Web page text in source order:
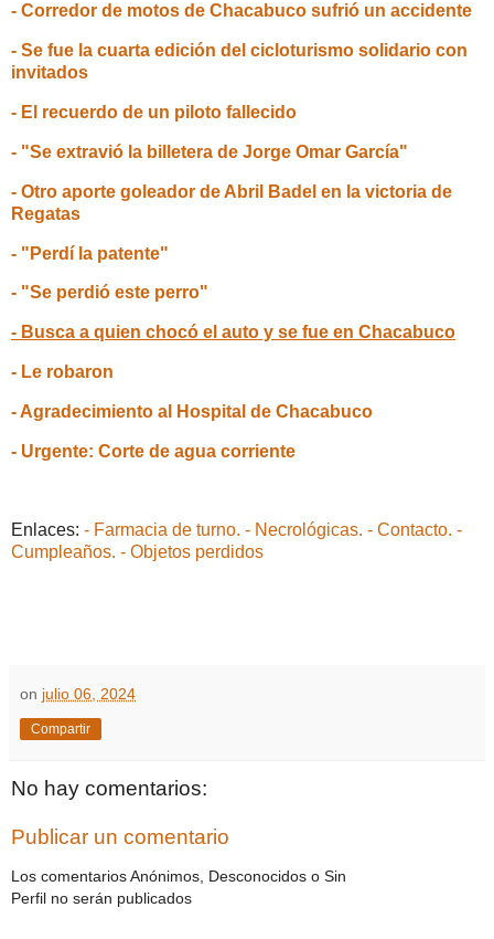
- Corredor de motos de Chacabuco sufrió un accidente
- Se fue la cuarta edición del cicloturismo solidario con
invitados
- El recuerdo de un piloto fallecido
- "Se extravió la billetera de Jorge Omar García"
- Otro aporte goleador de Abril Badel en la victoria de
Regatas
- "Perdí la patente"
- "Se perdió este perro"
- Busca a quien chocó el auto y se fue en Chacabuco
- Le robaron
- Agradecimiento al Hospital de Chacabuco
- Urgente: Corte de agua corriente
Enlaces: - Farmacia de turno. - Necrológicas. - Contacto. -
Cumpleaños. - Objetos perdidos
on julio 06, 2024
Compartir
No hay comentarios:
Publicar un comentario
Los comentarios Anónimos, Desconocidos o Sin
Perfil no serán publicados